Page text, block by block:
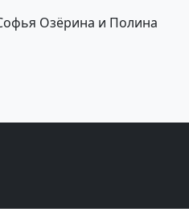
Озёрина и Полина